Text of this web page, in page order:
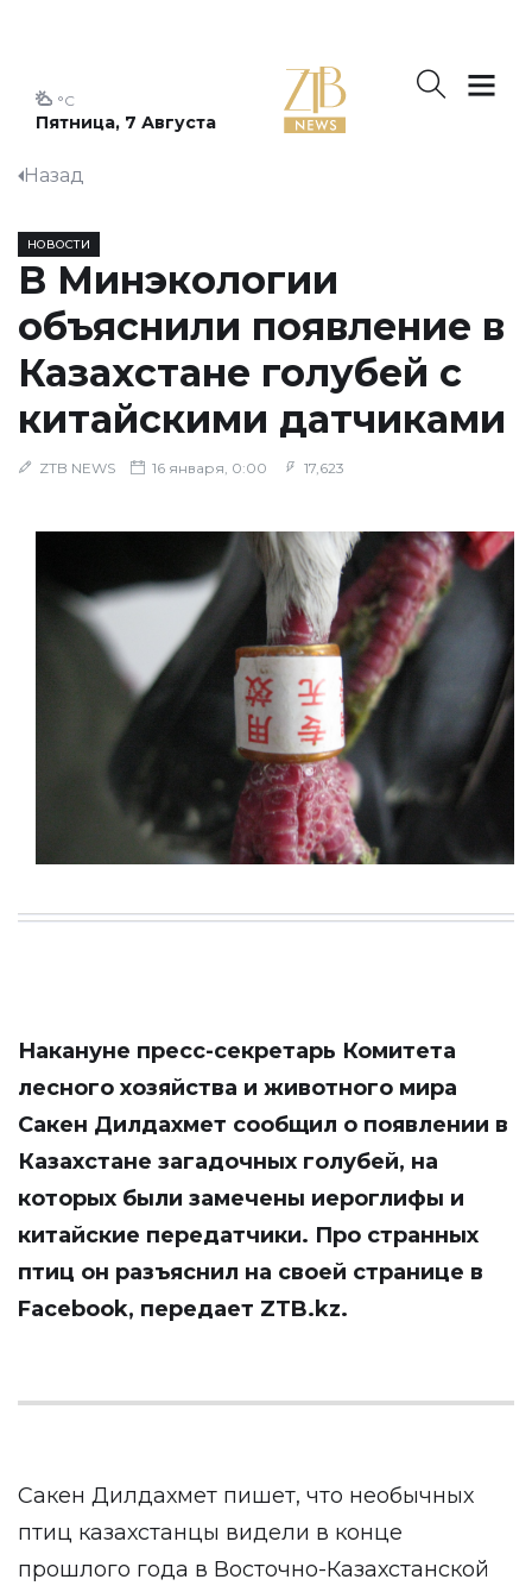
Пятница, 7 Августа
°C
Назад
НОВОСТИ
В Минэкологии
объяснили появление в
Казахстане голубей с
китайскими датчиками
ZTB NEWS 16 января, 0:00 17,623
Накануне пресс-секретарь Комитета
лесного хозяйства и животного мира
Сакен Дилдахмет сообщил о появлении в
Казахстане загадочных голубей, на
которых были замечены иероглифы и
китайские передатчики. Про странных
птиц он разъяснил на своей странице в
Facebook, передает ZTB.kz.
Сакен Дилдахмет пишет, что необычных
птиц казахстанцы видели в конце
прошлого года в Восточно-Казахстанской